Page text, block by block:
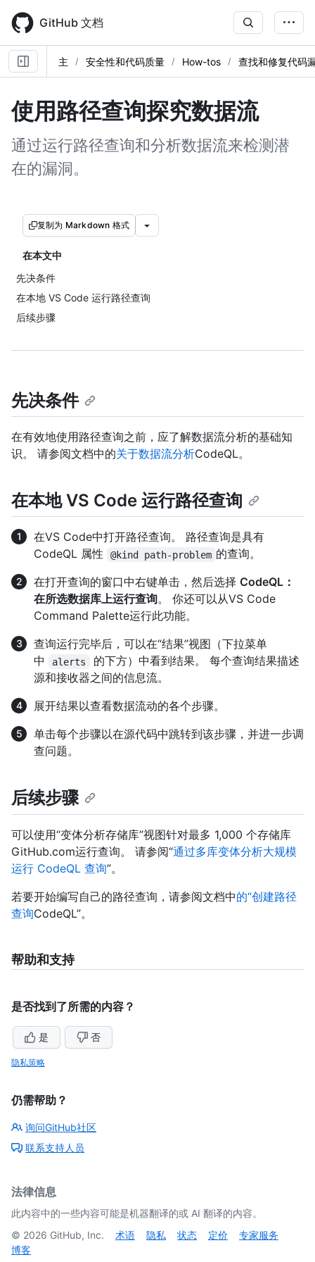
main
content
GitHub 文档
主 安全性和代码质量 How-tos 查找和修复代码
使用路径查询探究数据流
通过运行路径查询和分析数据流来检测潜
在的漏洞。
复制为 Markdown 格式
在本文中
先决条件
在本地 VS Code 运行路径查询
后续步骤
先决条件
在有效地使用路径查询之前，应了解数据流分析的基础知
识。 请参阅文档中的关于数据流分析CodeQL。
在本地 VS Code 运行路径查询
在VS Code中打开路径查询。 路径查询是具有
CodeQL 属性
@kind path-problem 的查询。
在打开查询的窗口中右键单击，然后选择 CodeQL：
在所选数据库上运行查询。 你还可以从VS Code
Command Palette运行此功能。
查询运行完毕后，可以在“结果”视图（下拉菜单
中
alerts
的下方）中看到结果。 每个查询结果描述
源和接收器之间的信息流。
展开结果以查看数据流动的各个步骤。
单击每个步骤以在源代码中跳转到该步骤，并进一步调
查问题。
后续步骤
可以使用“变体分析存储库”视图针对最多 1,000 个存储库
GitHub.com运行查询。 请参阅“通过多库变体分析大规模
运行 CodeQL 查询”。
若要开始编写自己的路径查询，请参阅文档中的“创建路径
查询CodeQL”。
帮助和支持
是否找到了所需的内容？
是 否
隐私策略
仍需帮助？
询问GitHub社区
联系支持人员
法律信息
此内容中的一些内容可能是机器翻译的或 AI 翻译的内容。
© 2026 GitHub, Inc. 术语 隐私 状态 定价
专家服务
博客